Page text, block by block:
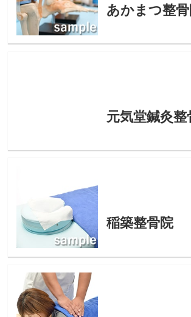
あかまつ整
元気堂鍼灸整
稲築整骨院